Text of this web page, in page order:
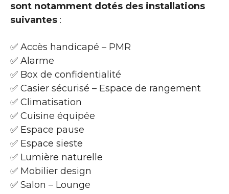
sont notamment dotés des installations
suivantes :
✅ Accès handicapé – PMR
✅ Alarme
✅ Box de confidentialité
✅ Casier sécurisé – Espace de rangement
✅ Climatisation
✅ Cuisine équipée
✅ Espace pause
✅ Espace sieste
✅ Lumière naturelle
✅ Mobilier design
✅ Salon – Lounge